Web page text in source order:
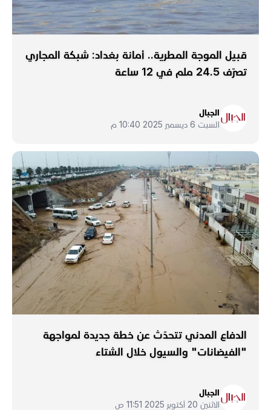
قبيل الموجة المطرية.. أمانة بغداد: شبكة المجاري
تصرّف 24.5 ملم في 12 ساعة
الجبال
السبت 6 ديسمبر 2025 10:40 م
الدفاع المدني تتحدّث عن خطة جديدة لمواجهة
"الفيضانات" والسيول خلال الشتاء
الجبال
الاثنين 20 أكتوبر 2025 11:51 ص